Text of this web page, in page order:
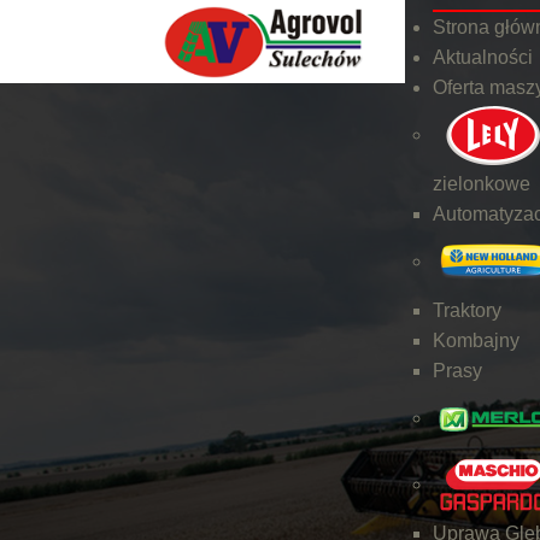
Strona
Aktualności
Oferta
zielonkowe
Traktory
Kombajny
Prasy
Uprawa